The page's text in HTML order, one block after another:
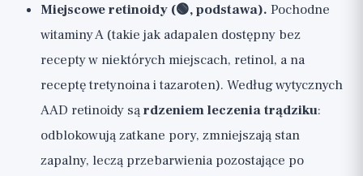
Miejscowe retinoidy (🟢, podstawa). Pochodne
witaminy A (takie jak adapalen dostępny bez
recepty w niektórych miejscach, retinol, a na
receptę tretynoina i tazaroten). Według wytycznych
AAD retinoidy sąrdzeniem leczenia trądziku:
odblokowują zatkane pory, zmniejszają stan
zapalny, leczą przebarwienia pozostające po